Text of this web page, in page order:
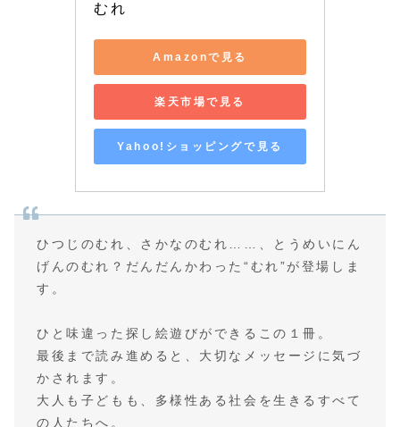
むれ
Amazonで見る
楽天市場で見る
Yahoo!ショッピングで見る
ひつじのむれ、さかなのむれ……、とうめいにん
げんのむれ？だんだんかわった“むれ”が登場しま
す。
ひと味違った探し絵遊びができるこの１冊。
最後まで読み進めると、大切なメッセージに気づ
かされます。
大人も子どもも、多様性ある社会を生きるすべて
の人たちへ。